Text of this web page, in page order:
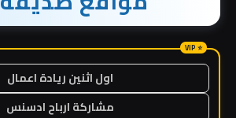
اول اثنين ريادة اعمال
مشاركة ارباح ادسنس